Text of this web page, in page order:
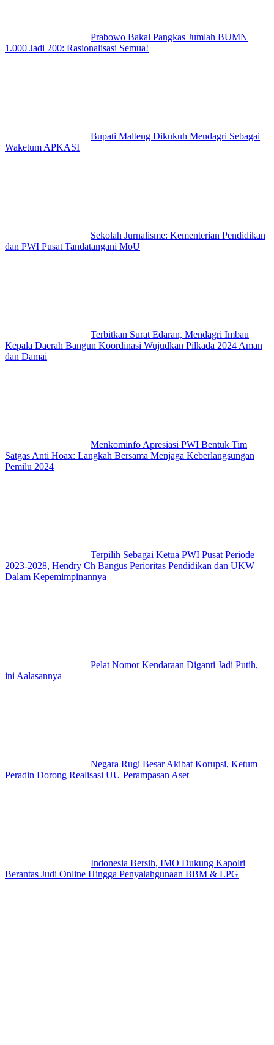
Prabowo Bakal Pangkas Jumlah BUMN
1.000 Jadi 200: Rasionalisasi Semua!
Bupati Malteng Dikukuh Mendagri Sebagai
Waketum APKASI
Sekolah Jurnalisme: Kementerian Pendidikan
dan PWI Pusat Tandatangani MoU
Terbitkan Surat Edaran, Mendagri Imbau
Kepala Daerah Bangun Koordinasi Wujudkan Pilkada 2024 Aman
dan Damai
Menkominfo Apresiasi PWI Bentuk Tim
Satgas Anti Hoax: Langkah Bersama Menjaga Keberlangsungan
Pemilu 2024
Terpilih Sebagai Ketua PWI Pusat Periode
2023-2028, Hendry Ch Bangus Perioritas Pendidikan dan UKW
Dalam Kepemimpinannya
Pelat Nomor Kendaraan Diganti Jadi Putih,
ini Aalasannya
Negara Rugi Besar Akibat Korupsi, Ketum
Peradin Dorong Realisasi UU Perampasan Aset
Indonesia Bersih, IMO Dukung Kapolri
Berantas Judi Online Hingga Penyalahgunaan BBM & LPG